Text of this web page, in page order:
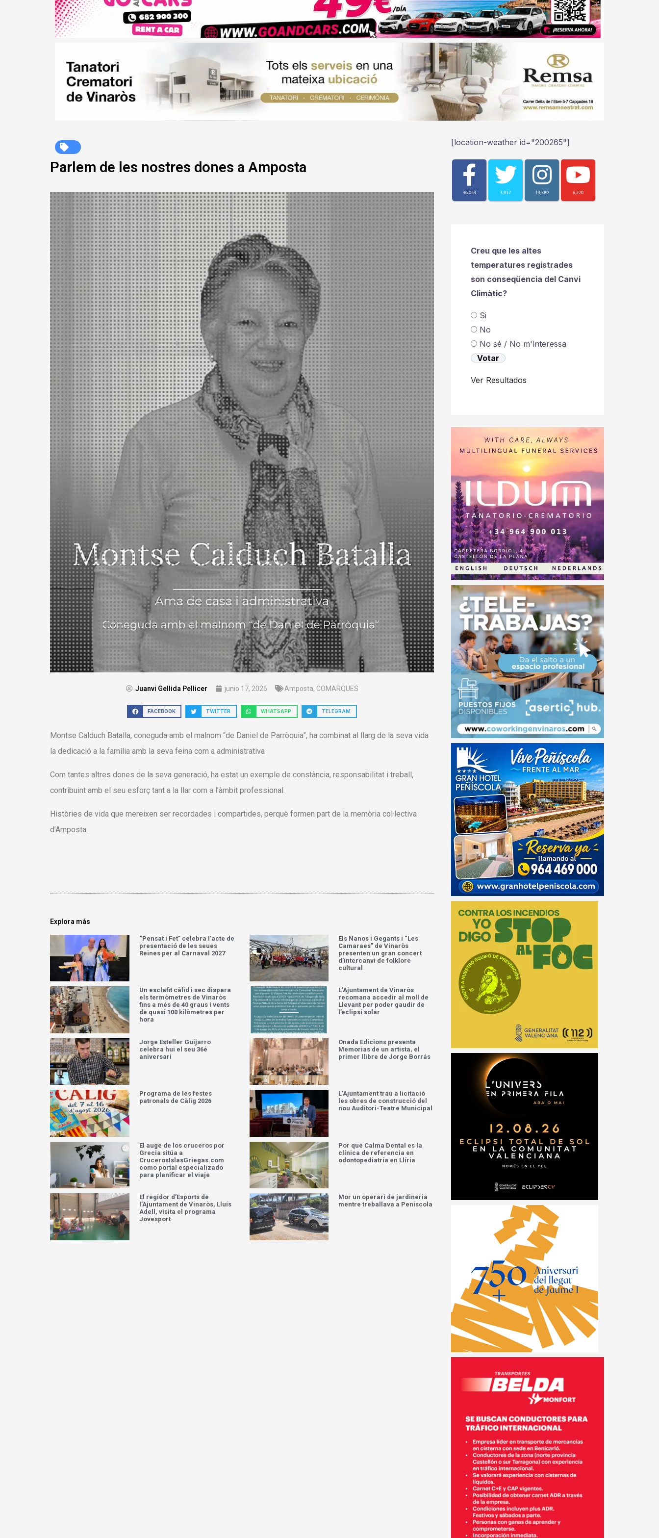
Parlem de les nostres dones a Amposta
Juanvi Gellida Pellicer junio 17, 2026 Amposta, COMARQUES
FACEBOOK TWITTER WHATSAPP TELEGRAM
Montse Calduch Batalla, coneguda amb el malnom “de Daniel de Parròquia”, ha combinat al llarg de la seva vida
la dedicació a la família amb la seva feina com a administrativa
Com tantes altres dones de la seva generació, ha estat un exemple de constància, responsabilitat i treball,
contribuint amb el seu esforç tant a la llar com a l’àmbit professional.
Històries de vida que mereixen ser recordades i compartides, perquè formen part de la memòria col·lectiva
d’Amposta.
Explora más
“Pensat i Fet” celebra l’acte de
presentació de les seues
Reines per al Carnaval 2027
Els Nanos i Gegants i “Les
Camaraes” de Vinaròs
presenten un gran concert
d’intercanvi de folklore
cultural
Un esclafit càlid i sec dispara
els termòmetres de Vinaròs
fins a més de 40 graus i vents
de quasi 100 kilòmetres per
hora
L’Ajuntament de Vinaròs
recomana accedir al moll de
Llevant per poder gaudir de
l’eclipsi solar
Jorge Esteller Guijarro
celebra hui el seu 36é
aniversari
Onada Edicions presenta
Memorias de un artista, el
primer llibre de Jorge Borrás
Programa de les festes
patronals de Càlig 2026
L’Ajuntament trau a licitació
les obres de construcció del
nou Auditori-Teatre Municipal
El auge de los cruceros por
Grecia sitúa a
CrucerosIslasGriegas.com
como portal especializado
para planificar el viaje
Por qué Calma Dental es la
clínica de referencia en
odontopediatría en Llíria
El regidor d’Esports de
l’Ajuntament de Vinaròs, Lluís
Adell, visita el programa
Jovesport
Mor un operari de jardineria
mentre treballava a Peníscola
[location-weather id="200265"]
36,053 3,917 13,389 6,220
Creu que les altes
temperatures registrades
son conseqüencia del Canvi
Climàtic?
Si
No
No sé / No m'ìnteressa
Ver Resultados